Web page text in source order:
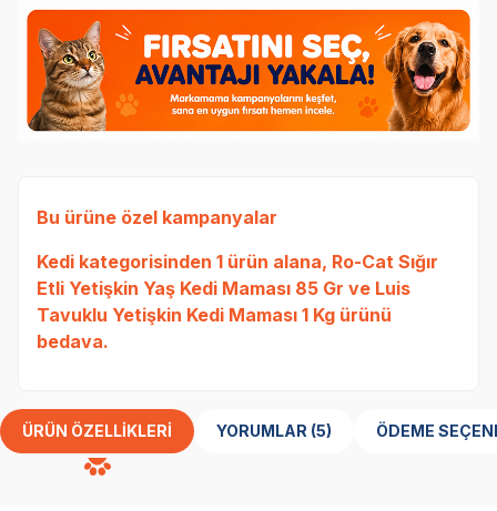
Bu ürüne özel kampanyalar
Kedi kategorisinden 1 ürün alana, Ro-Cat Sığır
Etli Yetişkin Yaş Kedi Maması 85 Gr ve Luis
Tavuklu Yetişkin Kedi Maması 1 Kg ürünü
bedava.
ÜRÜN ÖZELLIKLERI YORUMLAR (5) ÖDEME